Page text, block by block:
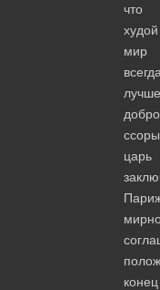
что
худой
мир
лучше
царь
конец